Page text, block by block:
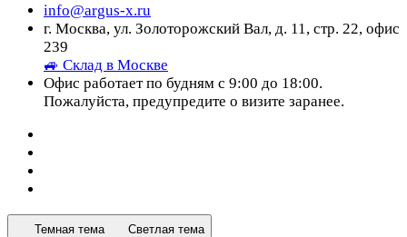
info@argus-x.ru
г. Москва, ул. Золоторожский Вал, д. 11, стр. 22, офис
239
🚙 Склад в Москве
Офис работает по будням с 9:00 до 18:00.
Пожалуйста, предупредите о визите заранее.
Темная тема Светлая тема